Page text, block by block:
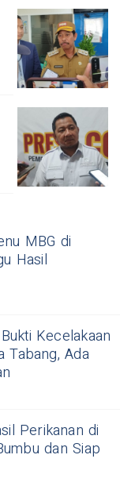
MBG di
Hasil
Kecelakaan
Tabang, Ada
Perikanan di
dan Siap